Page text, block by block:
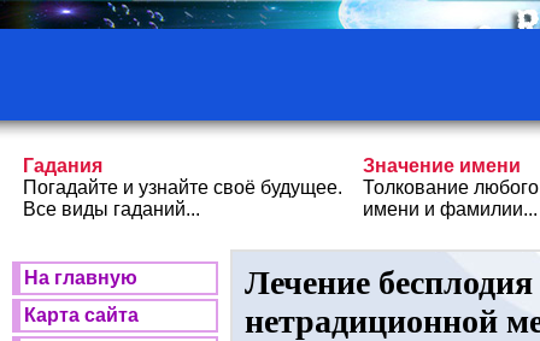
Гадания
Погадайте и узнайте своё будущее.
Все виды гаданий...
Значение имени
Толкование любого
имени и фамилии...
На главную
Карта сайта
Лечение
нетрадиционной